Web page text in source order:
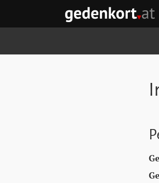
Zum Hauptinhalt springen
Zum Hauptmenü springen
Zu den Quicklinks springen
GEDENKORT - STARTSEITE